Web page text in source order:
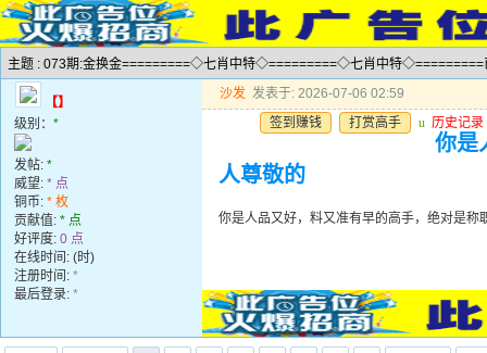
主题 : 073期:金换金=========◇七肖中特◇=========◇七肖中特◇=========
【】
级别： *
发帖: *
威望: * 点
铜币: * 枚
贡献值: * 点
好评度: 0 点
在线时间: (时)
注册时间: *
最后登录: *
沙发 发表于: 2026-07-06 02:59
签到赚钱
打赏高手 u 历史记录
你是
人尊敬的
你是人品又好，料又准有早的高手，绝对是称